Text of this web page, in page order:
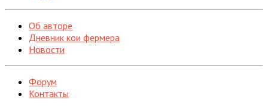
Об авторе
Дневник кои фермера
Новости
Форум
Контакты